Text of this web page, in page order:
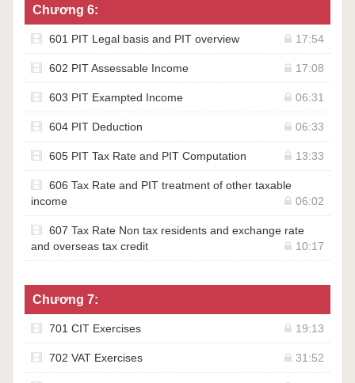
Chương 6:
601 PIT Legal basis and PIT overview 17:54
602 PIT Assessable Income 17:08
603 PIT Exampted Income 06:31
604 PIT Deduction 06:33
605 PIT Tax Rate and PIT Computation 13:33
606 Tax Rate and PIT treatment of other taxable
income
06:02
607 Tax Rate Non tax residents and exchange rate
and overseas tax credit
10:17
Chương 7:
701 CIT Exercises 19:13
702 VAT Exercises 31:52